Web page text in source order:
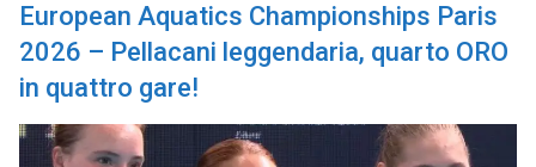
European Aquatics Championships Paris
2026 – Pellacani leggendaria, quarto ORO
in quattro gare!